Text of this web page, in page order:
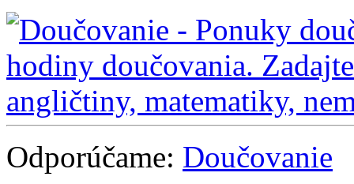
Odporúčame: Doučovanie